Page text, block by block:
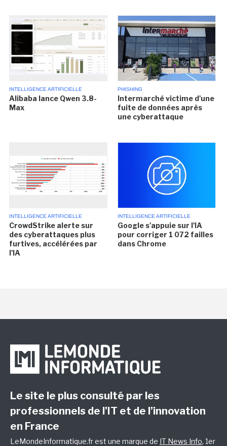
INTELLIGENCE ARTIFICIELLE
Alibaba lance Qwen 3.8-
Max
PHISHING
Intermarché victime d'une
fuite de données après
une cyberattaque
INTELLIGENCE ARTIFICIELLE
CrowdStrike alerte sur
des cyberattaques plus
furtives, accélérées par
l'IA
INTELLIGENCE ARTIFICIELLE
Google s'appuie sur l'IA
pour corriger 1 072 failles
dans Chrome
Le site le plus consulté par les
professionnels de l’IT et de l’innovation
en France
LeMondeInformatique.fr est une marque de IT News Info, 1er